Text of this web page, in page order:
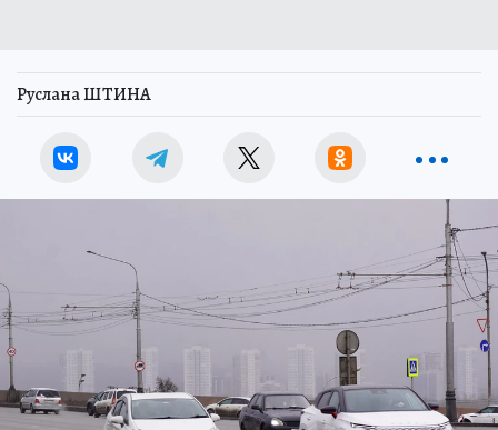
Руслана ШТИНА